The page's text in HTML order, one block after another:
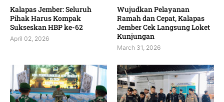
Kalapas Jember: Seluruh
Pihak Harus Kompak
Sukseskan HBP ke-62
April 02, 2026
Wujudkan Pelayanan
Ramah dan Cepat, Kalapas
Jember Cek Langsung Loket
Kunjungan
March 31, 2026